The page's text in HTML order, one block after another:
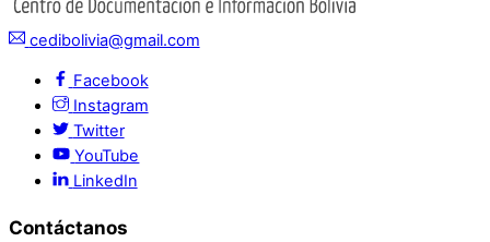
cedibolivia@gmail.com
Facebook
Instagram
Twitter
YouTube
LinkedIn
Contáctanos